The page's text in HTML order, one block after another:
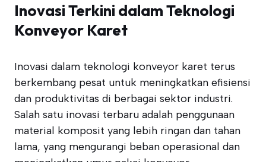
Inovasi Terkini dalam Teknologi
Konveyor Karet
Inovasi dalam teknologi konveyor karet terus
berkembang pesat untuk meningkatkan efisiensi
dan produktivitas di berbagai sektor industri.
Salah satu inovasi terbaru adalah penggunaan
material komposit yang lebih ringan dan tahan
lama, yang mengurangi beban operasional dan